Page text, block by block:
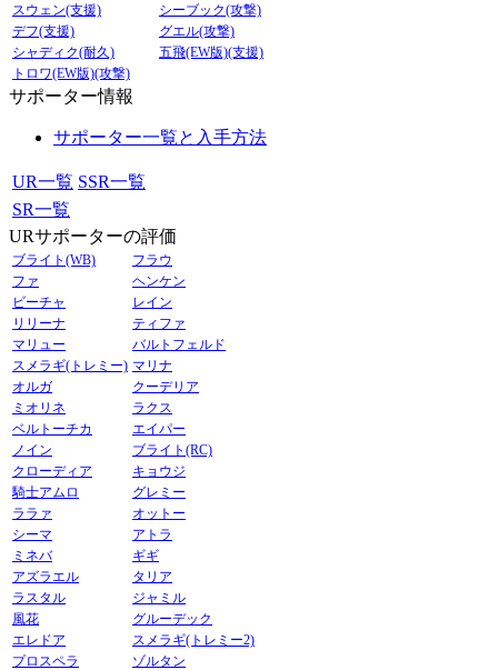
スウェン(支援)
シーブック(攻撃)
デフ(支援)
グエル(攻撃)
シャディク(耐久)
五飛(EW版)(支援)
トロワ(EW版)(攻撃)
サポーター情報
サポーター一覧と入手方法
UR一覧 SSR一覧
SR一覧
URサポーターの評価
ブライト(WB)
フラウ
ファ
ヘンケン
ビーチャ
レイン
リリーナ
ティファ
マリュー
バルトフェルド
スメラギ(トレミー) マリナ
オルガ
クーデリア
ミオリネ
ラクス
ベルトーチカ
エイパー
ノイン
ブライト(RC)
クローディア
キョウジ
騎士アムロ
グレミー
ララァ
オットー
シーマ
アトラ
ミネバ
ギギ
アズラエル
タリア
ラスタル
ジャミル
風花
グルーデック
エレドア
スメラギ(トレミー2)
プロスペラ
ゾルタン